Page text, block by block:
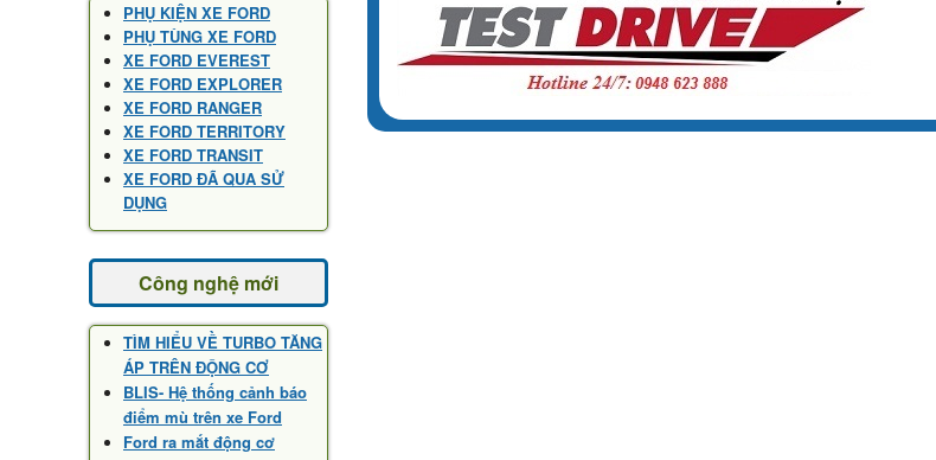
PHỤ KIỆN XE FORD
PHỤ TÙNG XE FORD
XE FORD EVEREST
XE FORD EXPLORER
XE FORD RANGER
XE FORD TERRITORY
XE FORD TRANSIT
XE FORD ĐÃ QUA SỬ
DỤNG
Công nghệ mới
TÌM HIỂU VỀ TURBO TĂNG
ÁP TRÊN ĐỘNG CƠ
BLIS- Hệ thống cảnh báo
điểm mù trên xe Ford
Ford ra mắt động cơ